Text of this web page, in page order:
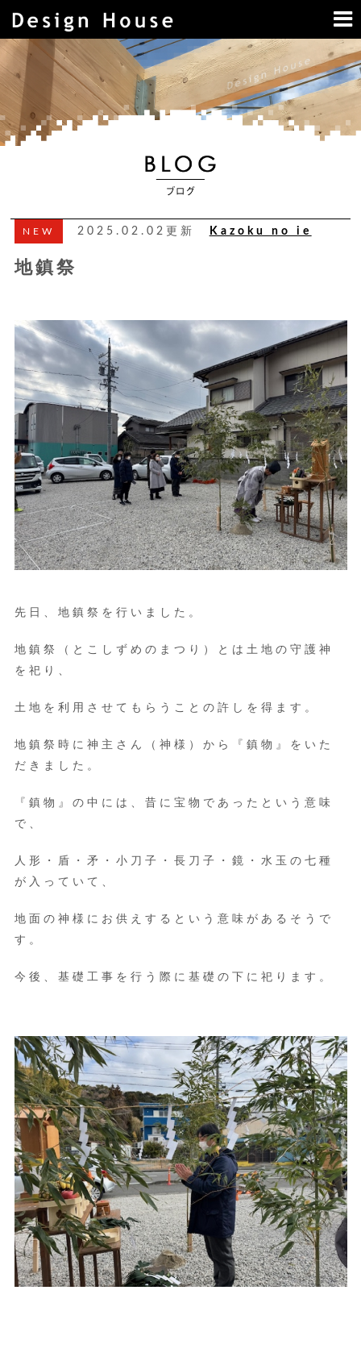
NEW 2025.02.02更新 Kazoku no ie
地鎮祭
先日、地鎮祭を行いました。
地鎮祭（とこしずめのまつり）とは土地の守護神
を祀り、
土地を利用させてもらうことの許しを得ます。
地鎮祭時に神主さん（神様）から『鎮物』をいた
だきました。
『鎮物』の中には、昔に宝物であったという意味
で、
人形・盾・矛・小刀子・長刀子・鏡・水玉の七種
が入っていて、
地面の神様にお供えするという意味があるそうで
す。
今後、基礎工事を行う際に基礎の下に祀ります。